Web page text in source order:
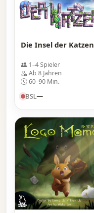
Die Insel der Katzen
1–4 Spieler
Ab 8 Jahren
60–90 Min.
BSL—